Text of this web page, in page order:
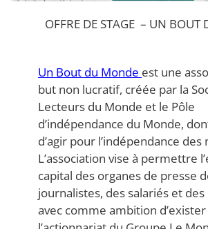
OFFRE DE STAGE – UN BOUT
Un Bout du Monde est une
but non lucratif, créée par la
Lecteurs du Monde et le Pôle
d’indépendance du Monde,
d’agir pour l’indépendance des
L’association vise à permettre
capital des organes de presse
journalistes, des salariés et des
avec comme ambition